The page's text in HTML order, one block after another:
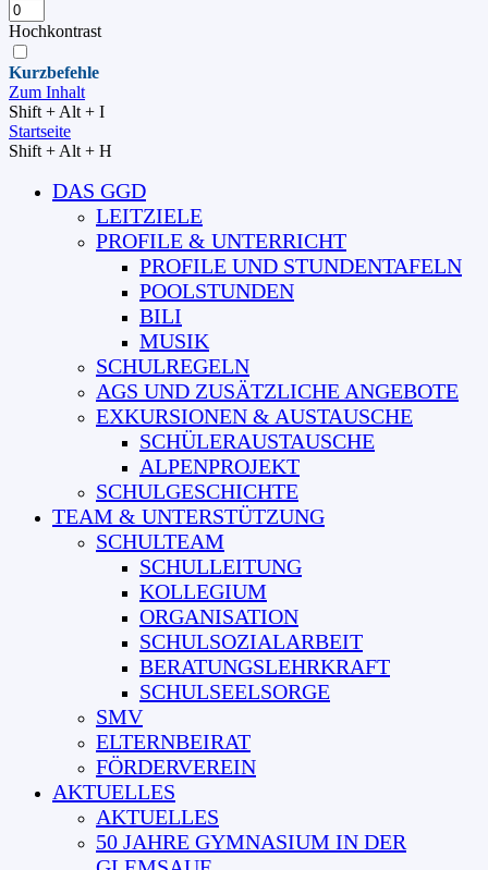
Hochkontrast
Kurzbefehle
Zum Inhalt
Shift + Alt + I
Startseite
Shift + Alt + H
DAS GGD
LEITZIELE
PROFILE & UNTERRICHT
PROFILE UND STUNDENTAFELN
POOLSTUNDEN
BILI
MUSIK
SCHULREGELN
AGS UND ZUSÄTZLICHE ANGEBOTE
EXKURSIONEN & AUSTAUSCHE
SCHÜLERAUSTAUSCHE
ALPENPROJEKT
SCHULGESCHICHTE
TEAM & UNTERSTÜTZUNG
SCHULTEAM
SCHULLEITUNG
KOLLEGIUM
ORGANISATION
SCHULSOZIALARBEIT
BERATUNGSLEHRKRAFT
SCHULSEELSORGE
SMV
ELTERNBEIRAT
FÖRDERVEREIN
AKTUELLES
AKTUELLES
50 JAHRE GYMNASIUM IN DER